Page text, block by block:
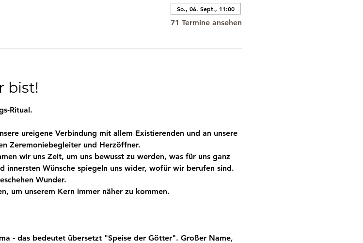
So., 06. Sept., 11:00
71 Termine ansehen
bist!
Ritual.
ureigene Verbindung mit allem Existierenden und an unsere
Zeremoniebegleiter und Herzöffner.
wir uns Zeit, um uns bewusst zu werden, was für uns ganz
innersten Wünsche spiegeln uns wider, wofür wir berufen sind.
Wunder.
um unserem Kern immer näher zu kommen.
- das bedeutet übersetzt "Speise der Götter". Großer Name,